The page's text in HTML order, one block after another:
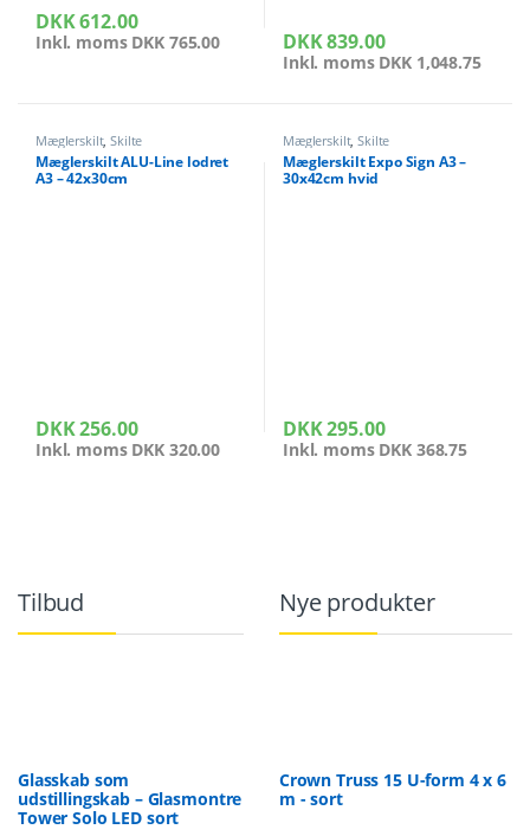
DKK612.00
Inkl. moms DKK 765.00 DKK839.00
Inkl. moms DKK 1,048.75
Mæglerskilt,Skilte
Mæglerskilt ALU-Line lodret
A3 – 42x30cm
DKK256.00
Inkl. moms DKK 320.00
Mæglerskilt,Skilte
Mæglerskilt Expo Sign A3 –
30x42cm hvid
DKK295.00
Inkl. moms DKK 368.75
Tilbud
Glasskab som
udstillingskab – Glasmontre
Tower Solo LED sort
Nye produkter
Crown Truss 15 U-form 4 x 6
m - sort